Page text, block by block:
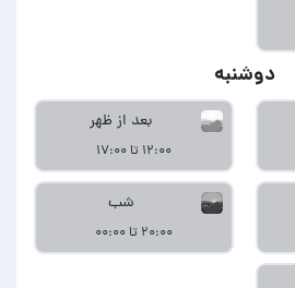
دوشنبه
بعد از ظهر
۱۲:۰۰ تا ۱۷:۰۰
شب
۲۰:۰۰ تا ۰۰:۰۰